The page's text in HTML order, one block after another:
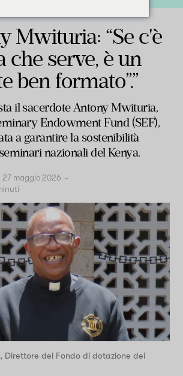
Mwituria: “Se c'è
che serve, è un
ben formato”.”
il sacerdote Antony Mwituria,
Endowment Fund (SEF),
a garantire la sostenibilità
nazionali del Kenya.
27 maggio 2026 -
Direttore del Fondo di dotazione dei